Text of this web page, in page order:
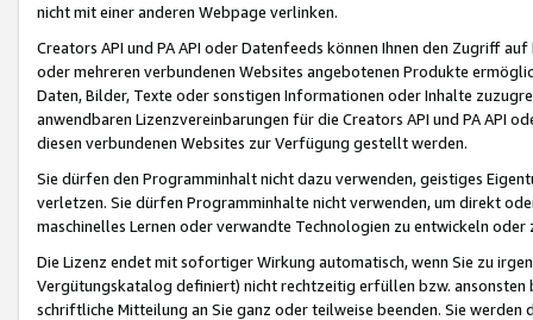
nicht mit einer anderen Webpage verlinken.
Creators API und PA API oder Datenfeeds können Ihnen den Zugriff
oder mehreren verbundenen Websites angebotenen Produkte
Daten, Bilder, Texte oder sonstigen Informationen oder Inhalte
anwendbaren Lizenzvereinbarungen für die Creators API und PA API
diesen verbundenen Websites zur Verfügung gestellt werden.
Sie dürfen den Programminhalt nicht dazu verwenden, geistiges
verletzen. Sie dürfen Programminhalte nicht verwenden, um direkt
maschinelles Lernen oder verwandte Technologien zu entwickeln
Die Lizenz endet mit sofortiger Wirkung automatisch, wenn Sie zu
Vergütungskatalog definiert) nicht rechtzeitig erfüllen bzw. ansonsten
schriftliche Mitteilung an Sie ganz oder teilweise beenden. Sie werden